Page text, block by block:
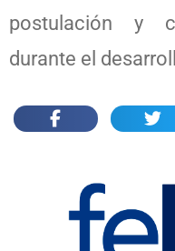
postulación y
durante el